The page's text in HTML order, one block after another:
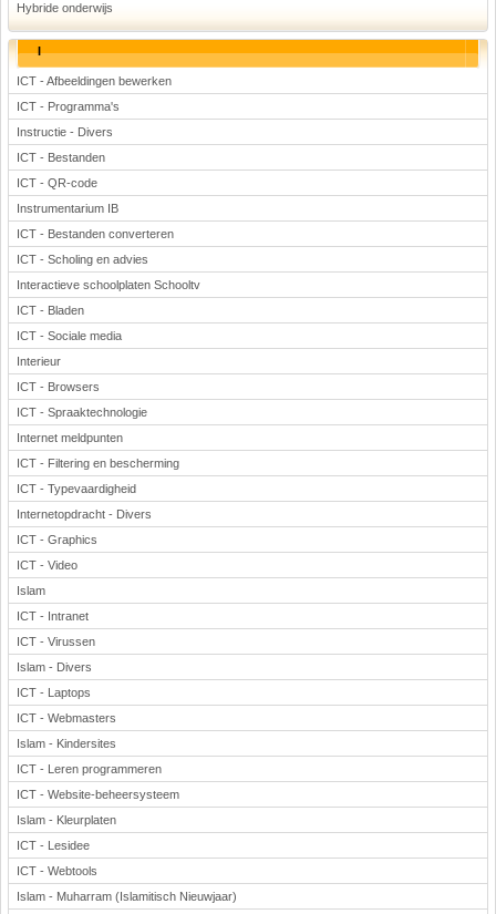
Hybride onderwijs
I
ICT - Afbeeldingen bewerken
ICT - Programma's
Instructie - Divers
ICT - Bestanden
ICT - QR-code
Instrumentarium IB
ICT - Bestanden converteren
ICT - Scholing en advies
Interactieve schoolplaten Schooltv
ICT - Bladen
ICT - Sociale media
Interieur
ICT - Browsers
ICT - Spraaktechnologie
Internet meldpunten
ICT - Filtering en bescherming
ICT - Typevaardigheid
Internetopdracht - Divers
ICT - Graphics
ICT - Video
Islam
ICT - Intranet
ICT - Virussen
Islam - Divers
ICT - Laptops
ICT - Webmasters
Islam - Kindersites
ICT - Leren programmeren
ICT - Website-beheersysteem
Islam - Kleurplaten
ICT - Lesidee
ICT - Webtools
Islam - Muharram (Islamitisch Nieuwjaar)